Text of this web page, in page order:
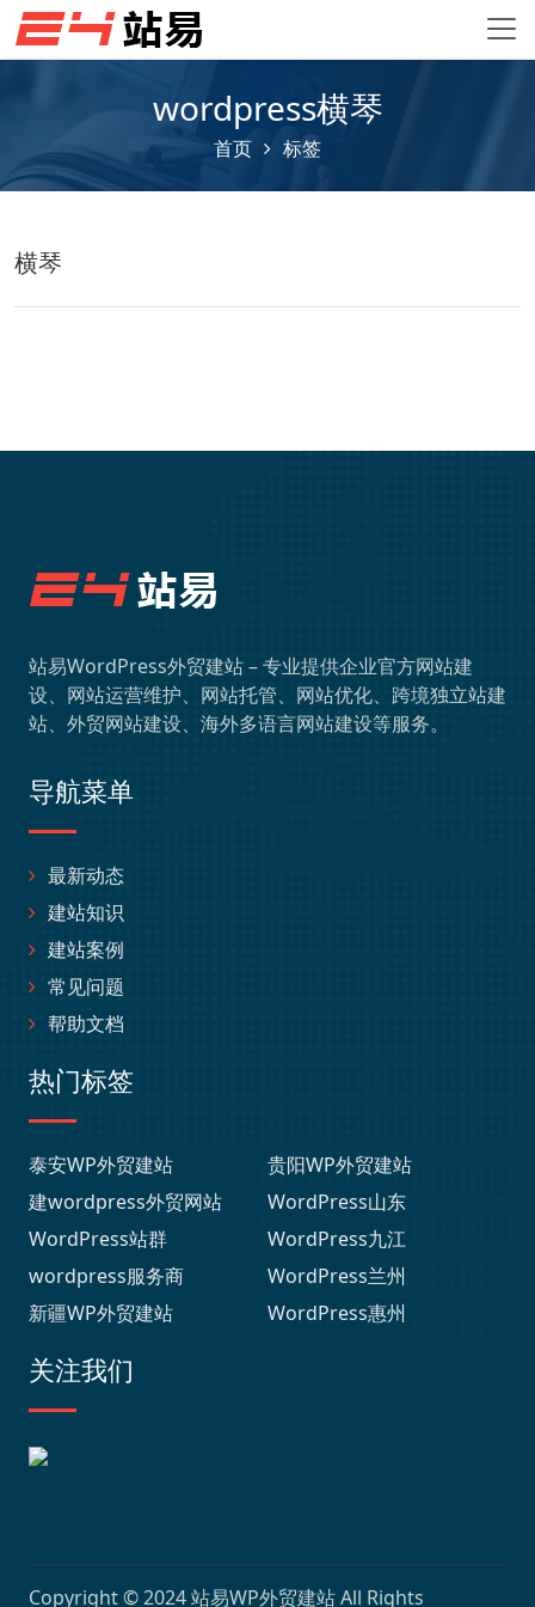
wordpress横琴
首页 标签
横琴
站易WordPress外贸建站 – 专业提供企业官方网站建
设、网站运营维护、网站托管、网站优化、跨境独立站建
站、外贸网站建设、海外多语言网站建设等服务。
导航菜单
最新动态
建站知识
建站案例
常见问题
帮助文档
热门标签
泰安WP外贸建站
贵阳WP外贸建站
建wordpress外贸网站
WordPress山东
WordPress站群
WordPress九江
wordpress服务商
WordPress兰州
新疆WP外贸建站
WordPress惠州
关注我们
Copyright © 2024站易WP外贸建站All Rights